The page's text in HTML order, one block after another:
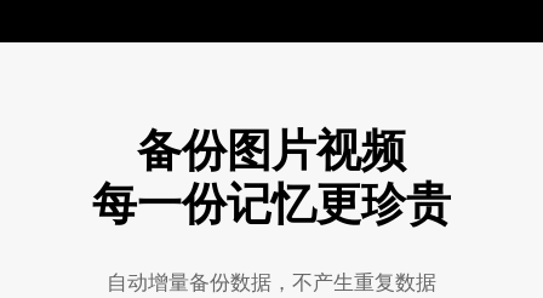
备份图片视频
每一份记忆更珍贵
自动增量备份数据，不产生重复数据